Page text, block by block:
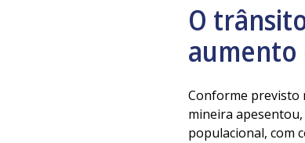
O
aumento
Conforme previsto
mineira apesentou,
populacional, com